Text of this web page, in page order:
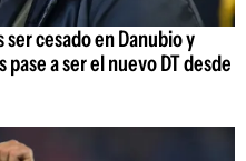
cesado en Danubio y
a ser el nuevo DT desde